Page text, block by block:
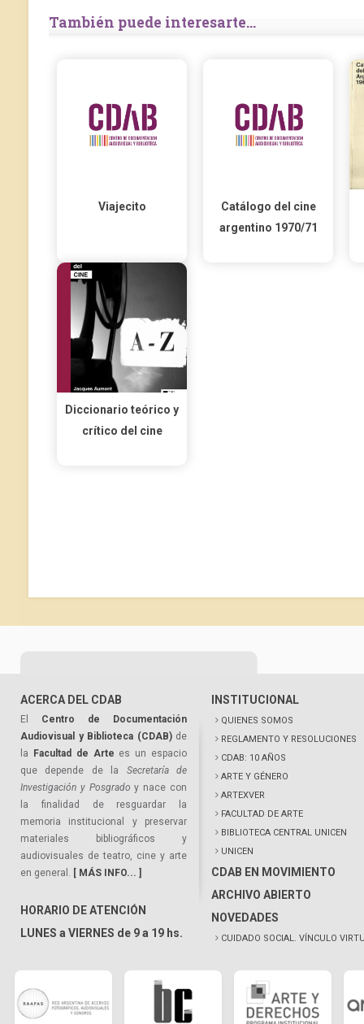
También puede interesarte...
Viajecito
Catálogo del cine
argentino 1970/71
Diccionario teórico y
crítico del cine
ACERCA DEL CDAB
El Centro de Documentación
Audiovisual y Biblioteca (CDAB)de
la
Facultad de Arte es un espacio
que depende de la Secretaría de
Investigación y Posgrado y nace con
la finalidad de resguardar la
memoria institucional y preservar
materiales bibliográficos y
audiovisuales de teatro, cine y arte
en general. [ MÁS INFO... ]
HORARIO DE ATENCIÓN
LUNES a VIERNES de 9 a 19 hs.
INSTITUCIONAL
QUIENES SOMOS
REGLAMENTO Y RESOLUCIONES
CDAB: 10 AÑOS
ARTE Y GÉNERO
ARTEXVER
FACULTAD DE ARTE
BIBLIOTECA CENTRAL UNICEN
UNICEN
CDAB EN MOVIMIENTO
ARCHIVO ABIERTO
NOVEDADES
CUIDADO SOCIAL. VÍNCULO